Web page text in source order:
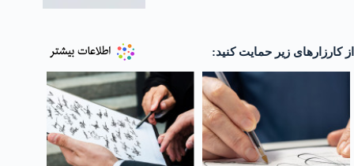
از کارزارهای زیر حمایت کنید: